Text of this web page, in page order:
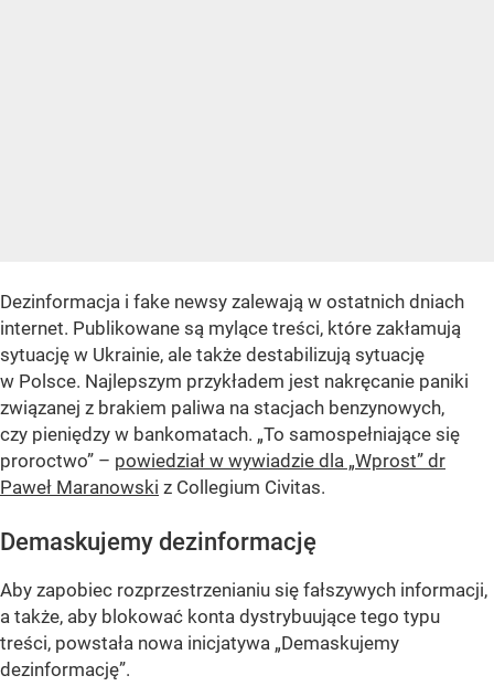
Dezinformacja i fake newsy zalewają w ostatnich dniach
internet. Publikowane są mylące treści, które zakłamują
sytuację w Ukrainie, ale także destabilizują sytuację
w Polsce. Najlepszym przykładem jest nakręcanie paniki
związanej z brakiem paliwa na stacjach benzynowych,
czy pieniędzy w bankomatach. „To samospełniające się
proroctwo” – powiedział w wywiadzie dla „Wprost” dr
Paweł Maranowski z Collegium Civitas.
Demaskujemy dezinformację
Aby zapobiec rozprzestrzenianiu się fałszywych informacji,
a także, aby blokować konta dystrybuujące tego typu
treści, powstała nowa inicjatywa „Demaskujemy
dezinformację”.